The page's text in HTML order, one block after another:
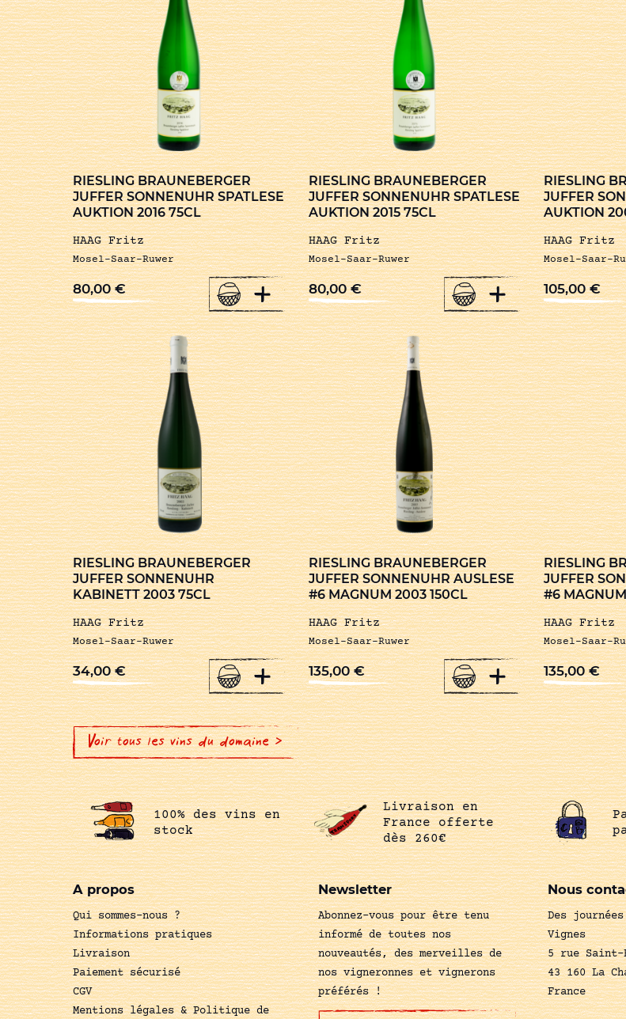
RIESLING BRAUNEBERGER
JUFFER SONNENUHR SPATLESE
AUKTION 2016 75CL
HAAG Fritz
Mosel-Saar-Ruwer
80,00€ +
RIESLING BRAUNEBERGER
JUFFER SONNENUHR SPATLESE
AUKTION 2015 75CL
HAAG Fritz
Mosel-Saar-Ruwer
80,00€ +
RIESLING
JUFFER
AUKTION
HAAG Fritz
Mosel-Saar-
105,00€
RIESLING BRAUNEBERGER
JUFFER SONNENUHR
KABINETT 2003 75CL
HAAG Fritz
Mosel-Saar-Ruwer
34,00€ +
RIESLING BRAUNEBERGER
JUFFER SONNENUHR AUSLESE
#6 MAGNUM 2003 150CL
HAAG Fritz
Mosel-Saar-Ruwer
135,00€ +
RIESLING
JUFFER
#6
HAAG Fritz
Mosel-Saar-
135,00€
Voir tous les vins du domaine >
100% des vins en
stock
Livraison en
France offerte
dès 260€
A propos
Qui sommes-nous ?
Informations pratiques
Livraison
Paiement sécurisé
CGV
Mentions légales & Politique de
Newsletter
Abonnez-vous pour être tenu
informé de toutes nos
nouveautés, des merveilles de
nos vigneronnes et vignerons
préférés !
Nous
Des
Vignes
5 rue
43 160 La
France